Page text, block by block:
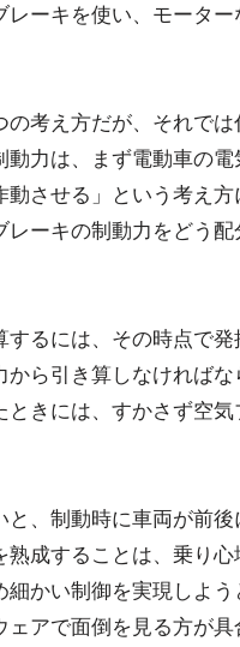
ーキを使い、モータ
の考え方だが、それで
力は、まず電動車の
させる」という考え
ーキの制動力をどう
るには、その時点で
から引き算しなければ
きには、すかさず空
と、制動時に車両が前
熟成することは、乗り
かい制御を実現しよ
ェアで面倒を見る方が